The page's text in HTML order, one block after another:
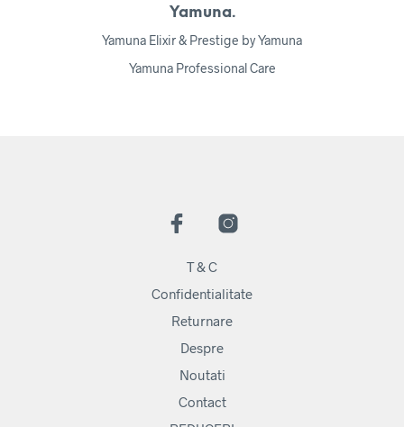
Yamuna.
Yamuna Elixir & Prestige by Yamuna
Yamuna Professional Care
T & C
Confidentialitate
Returnare
Despre
Noutati
Contact